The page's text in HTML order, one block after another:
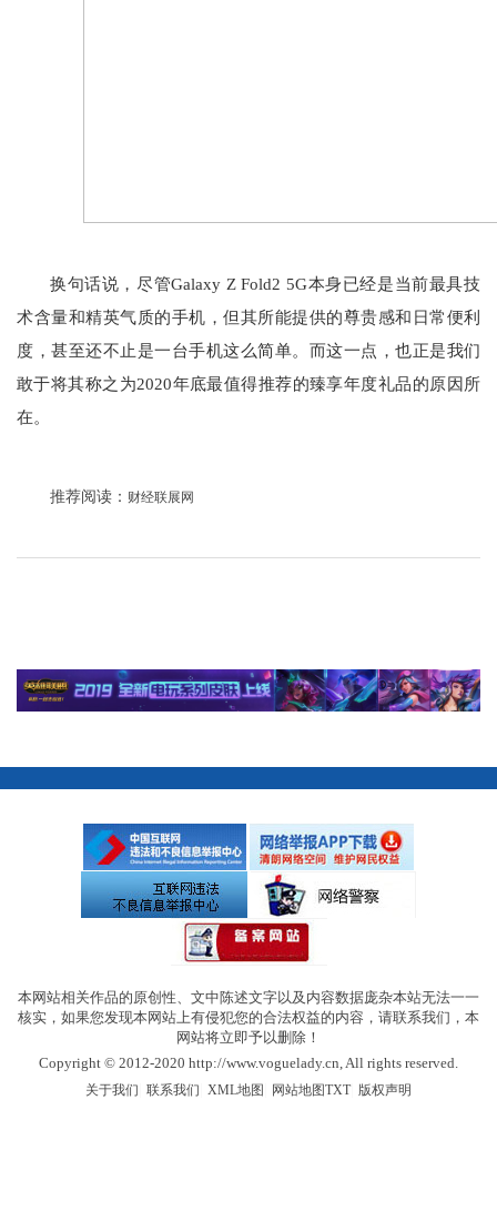
换句话说，尽管Galaxy Z Fold2 5G本身已经是当前最具技
术含量和精英气质的手机，但其所能提供的尊贵感和日常便利
度，甚至还不止是一台手机这么简单。而这一点，也正是我们
敢于将其称之为2020年底最值得推荐的臻享年度礼品的原因所
在。
推荐阅读： 财经联展网
本网站相关作品的原创性、文中陈述文字以及内容数据庞杂本站无法一一
核实，如果您发现本网站上有侵犯您的合法权益的内容，请联系我们，本
网站将立即予以删除！
Copyright © 2012-2020 http://www.voguelady.cn, All rights reserved.
关于我们 联系我们 XML地图 网站地图TXT| 版权声明